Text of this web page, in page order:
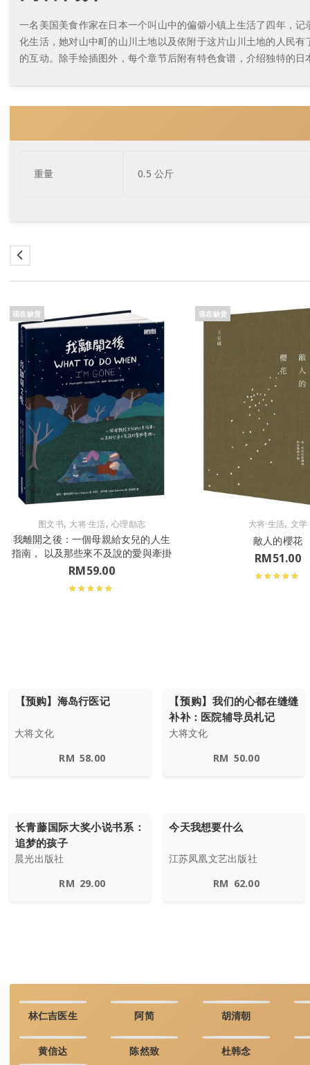
一名美国美食作家在日本一个叫山中的偏僻小镇上生活了四年，
化生活，她对山中町的山川土地以及依附于这片山川土地的人民
的互动。除手绘插图外，每个章节后附有特色食谱，介绍独特的日
重量 0.5 公斤
现在缺货
图文书, 大将·生活, 心理励志
我離開之後：一個母親給女兒的人生
指南， 以及那些來不及說的愛與牽掛
RM59.00
现在缺货
大将·生活, 文学
敵人的櫻花
RM51.00
【预购】海岛行医记
大将文化
RM 58.00
【预购】我们的心都在缝缝
补补：医院辅导员札记
大将文化
RM 50.00
长青藤国际大奖小说书系：
追梦的孩子
晨光出版社
RM 29.00
今天我想要什么
江苏凤凰文艺出版社
RM 62.00
林仁吉医生 阿简 胡清朝
黄信达 陈然致 杜韩念